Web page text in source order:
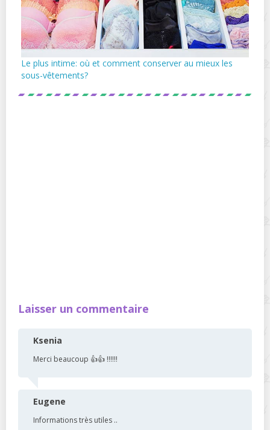
Le plus intime: où et comment conserver au mieux les
sous-vêtements?
Laisser un commentaire
Ksenia
Merci beaucoup 👍👍 !!!!!!
Eugene
Informations très utiles ..